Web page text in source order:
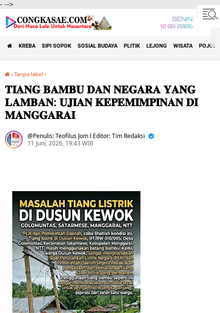
- -->
SENIN
10 08 2026
KREBA SIPI SOPOK SOSIAL BUDAYA PLITIK LEJONG WISATA POJOK
› Tanpa label ›
𝐓𝐈𝐀𝐍𝐆 𝐁𝐀𝐌𝐁𝐔 𝐃𝐀𝐍 𝐍𝐄𝐆𝐀𝐑𝐀 𝐘𝐀𝐍𝐆
𝐋𝐀𝐌𝐁𝐀𝐍: 𝐔𝐉𝐈𝐀𝐍 𝐊𝐄𝐏𝐄𝐌𝐈𝐌𝐏𝐈𝐍𝐀𝐍 𝐃𝐈
𝐌𝐀𝐍𝐆𝐆𝐀𝐑𝐀𝐈
Penulis: Teofilus Jom l Editor: Tim Redaksi
11 Juni, 2026, 19:43 WIB